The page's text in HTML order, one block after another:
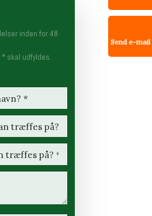
Send e-mail
inden for 48
* skal udfyldes.